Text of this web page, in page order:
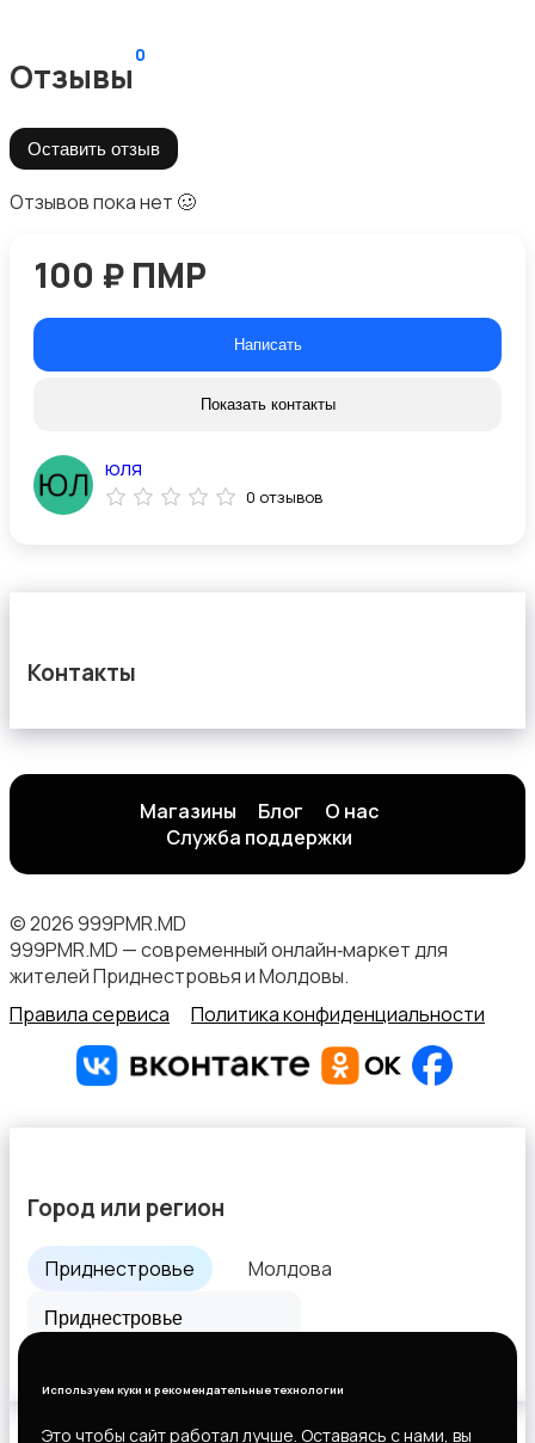
Отзывы
0
Оставить отзыв
Отзывов пока нет 🥴
100 ₽ ПМР
Написать
Показать контакты
юля
0 отзывов
Контакты
Магазины Блог
О нас
Служба поддержки
© 2026 999PMR.MD
999PMR.MD — современный онлайн‑маркет для
жителей Приднестровья и Молдовы.
Правила сервиса
Политика конфиденциальности
Используем куки и рекомендательные технологии
Это чтобы сайт работал лучше. Оставаясь с нами, вы
Город или регион
Приднестровье Молдова